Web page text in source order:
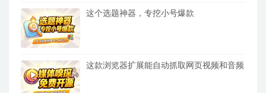
这个选题神器，专挖小号爆款
这款浏览器扩展能自动抓取网页视频和音频